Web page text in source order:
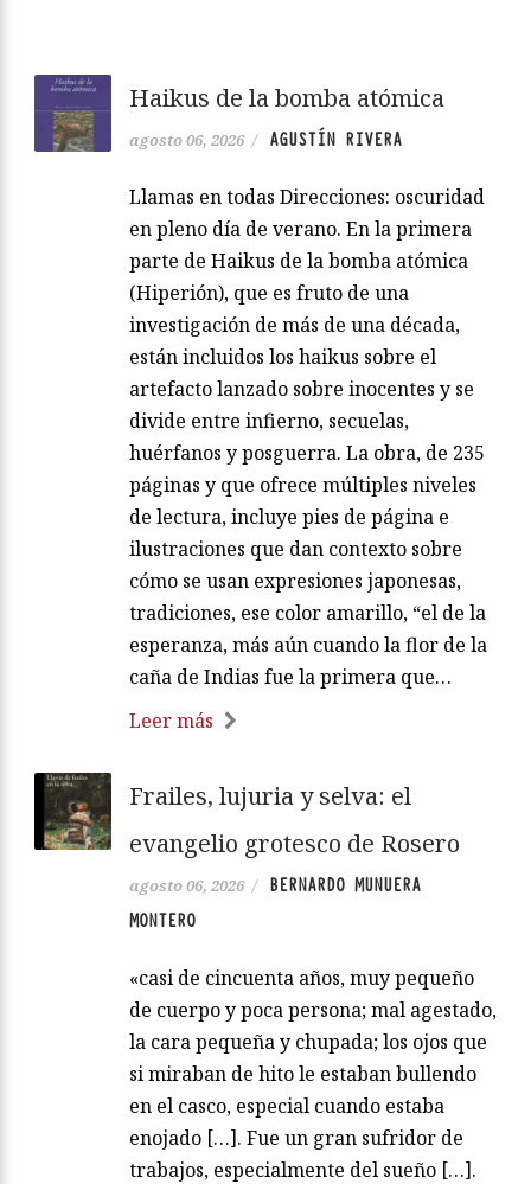
Haikus de la bomba atómica
agosto 06, 2026 / AGUSTÍN RIVERA
Llamas en todas Direcciones: oscuridad
en pleno día de verano. En la primera
parte de Haikus de la bomba atómica
(Hiperión), que es fruto de una
investigación de más de una década,
están incluidos los haikus sobre el
artefacto lanzado sobre inocentes y se
divide entre infierno, secuelas,
huérfanos y posguerra. La obra, de 235
páginas y que ofrece múltiples niveles
de lectura, incluye pies de página e
ilustraciones que dan contexto sobre
cómo se usan expresiones japonesas,
tradiciones, ese color amarillo, “el de la
esperanza, más aún cuando la flor de la
caña de Indias fue la primera que…
Leer más
Frailes, lujuria y selva: el
evangelio grotesco de Rosero
agosto 06, 2026 /
BERNARDO MUNUERA
MONTERO
«casi de cincuenta años, muy pequeño
de cuerpo y poca persona; mal agestado,
la cara pequeña y chupada; los ojos que
si miraban de hito le estaban bullendo
en el casco, especial cuando estaba
enojado […]. Fue un gran sufridor de
trabajos, especialmente del sueño […].